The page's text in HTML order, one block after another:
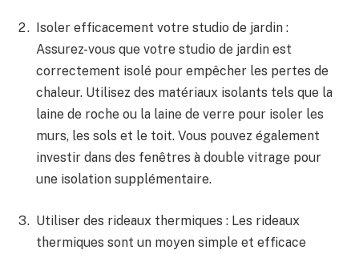
Isoler efficacement votre studio de jardin :⁤
Assurez-vous que votre studio de jardin⁣ est
correctement⁤ isolé⁤ pour ‍empêcher ⁣les⁣ pertes de
chaleur. ‌Utilisez des matériaux isolants tels que la
‍laine⁢ de roche ou la laine de verre ⁣pour ‍isoler les
murs, les sols et le toit. Vous pouvez également
⁣investir dans des fenêtres à double vitrage pour
une isolation supplémentaire.
Utiliser‍ des rideaux thermiques : Les rideaux
thermiques⁢ sont⁣ un moyen simple et efficace